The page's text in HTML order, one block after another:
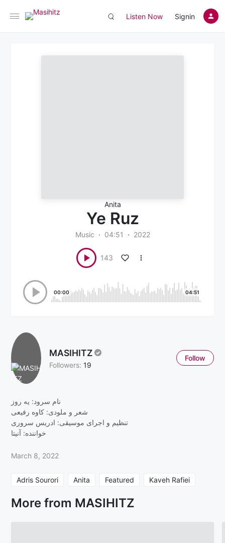
Listen Now Signin
Anita
Ye Ruz
Music 04:51 2022
143
00:00 04:51
MASIHITZ
Followers: 19
Follow
نام سرود: یه روز
شعر و ملودی: کاوه رفیعی
تنظیم و اجرای موسیقی: ادریس سروری
خواننده: آنیتا
March 8, 2022
Adris Sourori Anita Featured Kaveh Rafiei
More from MASIHITZ